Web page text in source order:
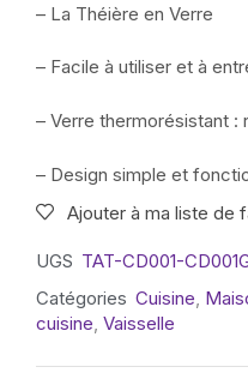
– La Théière en Verre
– Facile à utiliser et à
– Verre thermorésistant :
– Design simple et
Ajouter à ma liste de
UGS TAT-CD001-
Catégories Cuisine
cuisine Vaisselle